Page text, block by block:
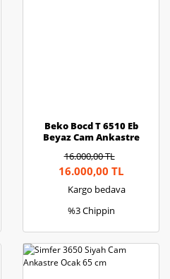
Beko Bocd T 6510 Eb
Beyaz Cam Ankastre
16.000,00 TL
16.000,00 TL
Kargo bedava
%3 Chippin